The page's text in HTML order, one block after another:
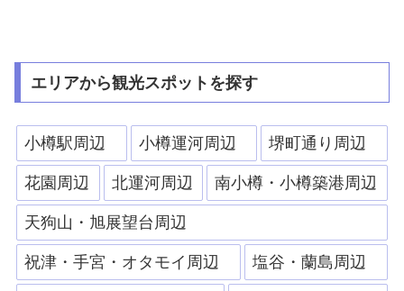
エリアから観光スポットを探す
小樽駅周辺 小樽運河周辺 堺町通り周辺
花園周辺 北運河周辺 南小樽・小樽築港周辺
天狗山・旭展望台周辺
祝津・手宮・オタモイ周辺 塩谷・蘭島周辺